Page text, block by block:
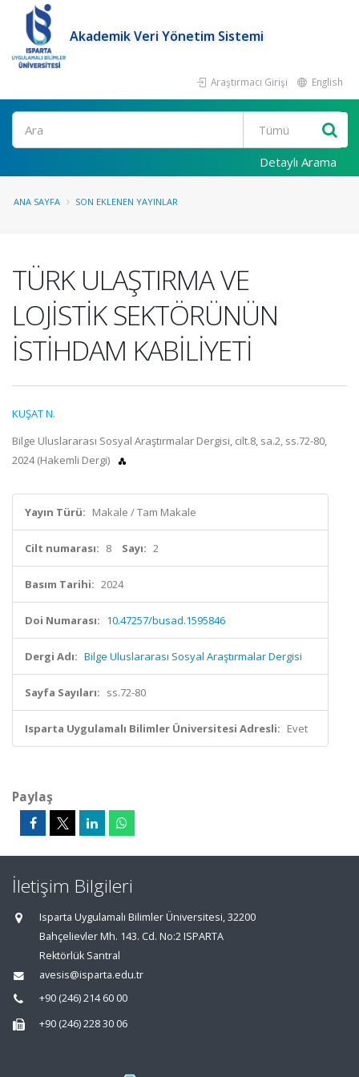
Akademik Veri Yönetim Sistemi
Araştırmacı Girişi English
Ara
Detaylı Arama
ANA SAYFA SON EKLENEN YAYINLAR
TÜRK ULAŞTIRMA VE
LOJİSTİK SEKTÖRÜNÜN
İSTİHDAM KABİLİYETİ
KUŞAT N.
Bilge Uluslararası Sosyal Araştırmalar Dergisi, cilt.8, sa.2, ss.72-80,
2024 (Hakemli Dergi)
Yayın Türü: Makale / Tam Makale
Cilt numarası: 8 Sayı: 2
Basım Tarihi: 2024
Doi Numarası: 10.47257/busad.1595846
Dergi Adı: Bilge Uluslararası Sosyal Araştırmalar Dergisi
Sayfa Sayıları: ss.72-80
Isparta Uygulamalı Bilimler Üniversitesi Adresli: Evet
Paylaş
İletişim Bilgileri
Isparta Uygulamalı Bilimler Üniversitesi, 32200
Bahçelievler Mh. 143. Cd. No:2 ISPARTA
Rektörlük Santral
avesis@isparta.edu.tr
+90 (246) 214 60 00
+90 (246) 228 30 06